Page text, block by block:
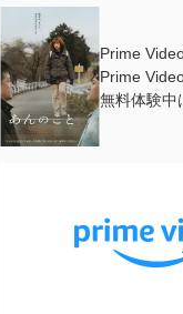
Prime
Prime
無料体験中